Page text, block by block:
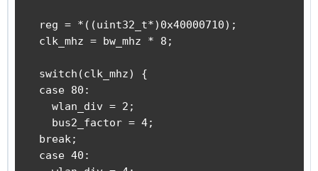
  _rf_spi_w(0x10CDC0);  //write(0x8, 0xCDC0)
  // end of wm_rf_band_switch @20MHz BW
  // I don't know what's 0x40001400 controls
  cpu_sr  = tls_os_set_critical();
*((uint32_t*)0x40001400) =
  tls_os_release_critical(cpu_sr);
  return;
  reg = *((uint32_t*)0x40000710);
  clk_mhz = bw_mhz * 8;
  switch(clk_mhz) {
  case 80:
    wlan_div = 2;
    bus2_factor = 4;
  break;
  case 40: